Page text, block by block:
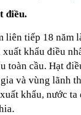
tang
20:43
diễn ra
20:38
Khi nào
Tập
20:37
Doanh
điều.
liên tiếp 18 năm
xuất khẩu điều
toàn cầu. Hạt
và vùng lãnh
khẩu, nước